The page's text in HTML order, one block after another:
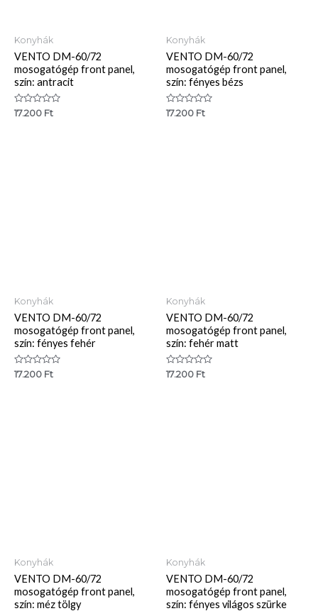
Konyhák
VENTO DM-60/72
mosogatógép front panel,
szín: antracit
Értékelés:
17.200 Ft
Konyhák
VENTO DM-60/72
mosogatógép front panel,
szín: fényes bézs
Értékelés:
17.200 Ft
Konyhák
VENTO DM-60/72
mosogatógép front panel,
szín: fényes fehér
Értékelés:
0
17.200 Ft
Konyhák
VENTO DM-60/72
mosogatógép front panel,
szín: fehér matt
Értékelés:
0
17.200 Ft
Konyhák
VENTO DM-60/72
mosogatógép front panel,
szín: méz tölgy
Konyhák
VENTO DM-60/72
mosogatógép front panel,
szín: fényes világos szürke